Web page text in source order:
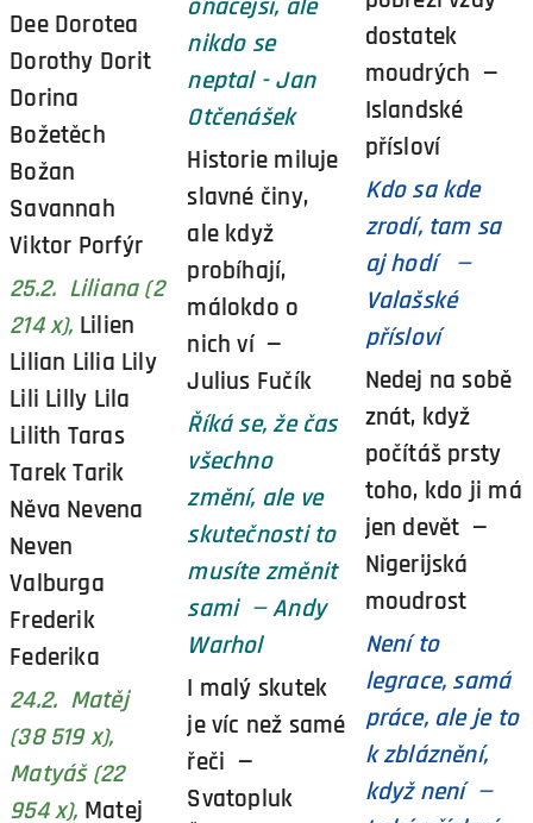
Dee Dorotea
Dorothy Dorit
Dorina
Božetěch
Božan
Savannah
Viktor Porfýr
25.2. Liliana (2
214 x), Lilien
Lilian Lilia Lily
Lili Lilly Lila
Lilith Taras
Tarek Tarik
Něva Nevena
Neven
Valburga
Frederik
Federika
24.2. Matěj
(38 519 x),
Matyáš (22
954 x), Matej
nikdo se
neptal - Jan
Otčenášek
Historie miluje
slavné činy,
ale když
probíhají,
málokdo o
nich ví —
Julius Fučík
Říká se, že čas
všechno
změní, ale ve
skutečnosti to
musíte změnit
sami — Andy
Warhol
I malý skutek
je víc než samé
řeči —
Svatopluk
dostatek
moudrých —
Islandské
přísloví
Kdo sa kde
zrodí, tam sa
aj hodí —
Valašské
přísloví
Nedej na sobě
znát, když
počítáš prsty
toho, kdo ji má
jen devět —
Nigerijská
moudrost
Není to
legrace, samá
práce, ale je to
k zbláznění,
když není —